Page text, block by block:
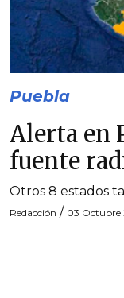
Puebla
Alerta en
fuente
Otros 8 estados
Redacción / 03 Octubre